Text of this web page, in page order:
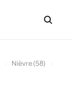
Nièvre (58)